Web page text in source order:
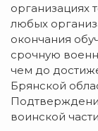
организациях
любых
окончания
срочную
чем до
Брянской
воинской